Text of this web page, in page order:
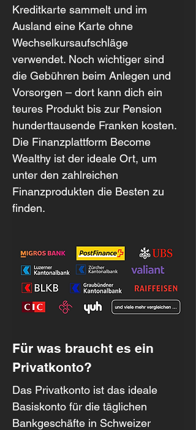
Kreditkarte sammelt und im
Ausland eine Karte ohne
Wechselkursaufschläge
verwendet. Noch wichtiger sind
die Gebühren beim Anlegen und
Vorsorgen – dort kann dich ein
teures Produkt bis zur Pension
hunderttausende Franken kosten.
Die Finanzplattform Become
Wealthy ist der ideale Ort, um
unter den zahlreichen
Finanzprodukten die Besten zu
finden.
Für was braucht es ein
Privatkonto?
Das Privatkonto ist das ideale
Basiskonto für die täglichen
Bankgeschäfte in Schweizer